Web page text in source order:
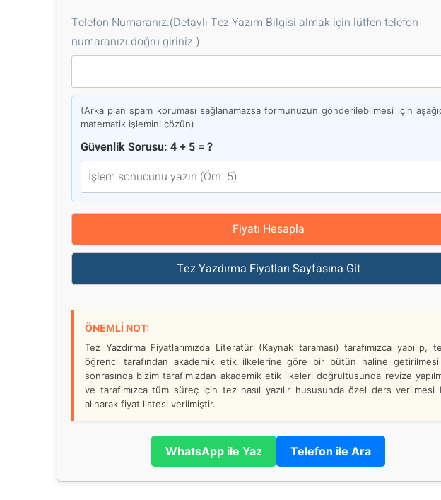
Telefon Numaranız:(Detaylı Tez Yazım Bilgisi almak için lütfen telefon
numaranızı doğru giriniz.)
(Arka plan spam koruması sağlanamazsa formunuzun gönderilebilmesi için
matematik işlemini çözün)
Güvenlik Sorusu: 4 + 5 = ?
Fiyatı Hesapla
Tez Yazdırma Fiyatları Sayfasına Git
ÖNEMLİ NOT:
Tez Yazdırma Fiyatlarımızda Literatür (Kaynak taraması) tarafımızca yapılıp,
öğrenci tarafından akademik etik ilkelerine göre bir bütün haline
sonrasında bizim tarafımızdan akademik etik ilkeleri doğrultusunda revize
ve tarafımızca tüm süreç için tez nasıl yazılır hususunda özel ders verilmesi
alınarak fiyat listesi verilmiştir.
WhatsApp ile Yaz Telefon ile Ara